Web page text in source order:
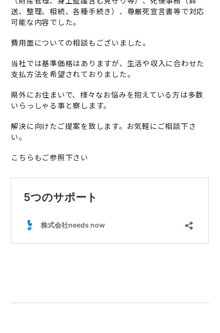
送、整理、相続、各種手続き）、尊厳死宣言書等で対応
可能な内容でした。
費用面についての相談もございました。
当社では基準価格はありますが、生活や収入に合わせた
支払方法を希望されておりました。
県外にお住まいで、様々なお悩みを抱えている方は多数
いらっしゃる事と察します。
解決に向けたご提案を致します。お気軽にご相談下さ
い。
こちらもご参照下さい